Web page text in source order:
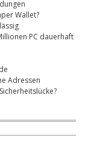
Wallet?
PC dauerhaft
Adressen